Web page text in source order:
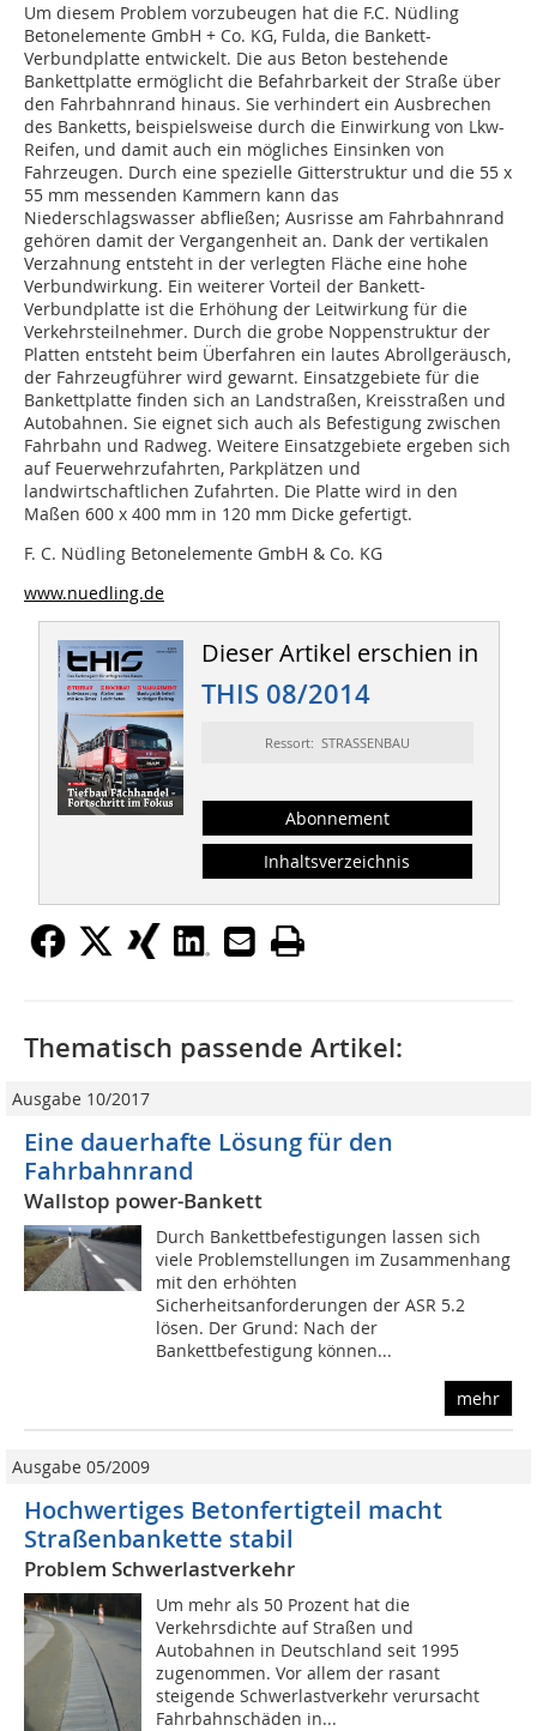
Um diesem Problem vorzubeugen hat die F.C. Nüdling
Betonelemente GmbH + Co. KG, Fulda, die Bankett-
Verbundplatte entwickelt. Die aus Beton bestehende
Bankettplatte ermöglicht die Befahrbarkeit der Straße über
den Fahrbahnrand hinaus. Sie verhindert ein Ausbrechen
des Banketts, beispielsweise durch die Einwirkung von Lkw-
Reifen, und damit auch ein mögliches Einsinken von
Fahrzeugen. Durch eine spezielle Gitterstruktur und die 55 x
55 mm messenden Kammern kann das
Niederschlagswasser abfließen; Ausrisse am Fahrbahnrand
gehören damit der Vergangenheit an. Dank der vertikalen
Verzahnung entsteht in der verlegten Fläche eine hohe
Verbundwirkung. Ein weiterer Vorteil der Bankett-
Verbundplatte ist die Erhöhung der Leitwirkung für die
Verkehrsteilnehmer. Durch die grobe Noppenstruktur der
Platten entsteht beim Überfahren ein lautes Abrollgeräusch,
der Fahrzeugführer wird gewarnt. Einsatzgebiete für die
Bankettplatte finden sich an Landstraßen, Kreisstraßen und
Autobahnen. Sie eignet sich auch als Befestigung zwischen
Fahrbahn und Radweg. Weitere Einsatzgebiete ergeben sich
auf Feuerwehrzufahrten, Parkplätzen und
landwirtschaftlichen Zufahrten. Die Platte wird in den
Maßen 600 x 400 mm in 120 mm Dicke gefertigt.
F. C. Nüdling Betonelemente GmbH & Co. KG
www.nuedling.de
Dieser Artikel erschien in
THIS 08/2014
Ressort: STRASSENBAU
Abonnement
Inhaltsverzeichnis
Thematisch passende Artikel:
Ausgabe 10/2017
Eine dauerhafte Lösung für den
Fahrbahnrand
Wallstop power-Bankett
Durch Bankettbefestigungen lassen sich
viele Pro­blemstellungen im Zusammenhang
mit den erhöhten
Sicherheitsanforderungen der ASR 5.2
lösen. Der Grund: Nach der
Bankettbefestigung können...
mehr
Ausgabe 05/2009
Hochwertiges Betonfertigteil macht
Straßenbankette stabil
Problem Schwerlastverkehr
Um mehr als 50 Prozent hat die
Verkehrsdichte auf Straßen und
Autobahnen in Deutschland seit 1995
zugenommen. Vor allem der rasant
steigende Schwerlastverkehr verursacht
Fahrbahnschäden in...